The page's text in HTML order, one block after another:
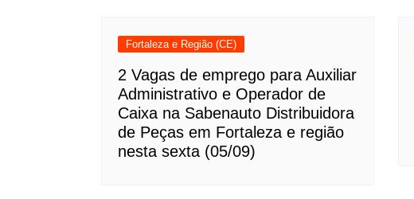
Fortaleza e Região (CE)
2 Vagas de emprego para Auxiliar
Administrativo e Operador de
Caixa na Sabenauto Distribuidora
de Peças em Fortaleza e região
nesta sexta (05/09)